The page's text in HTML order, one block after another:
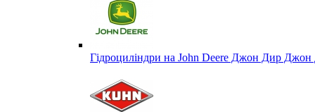
Гідроциліндри на John Deere Джон Дир Джон